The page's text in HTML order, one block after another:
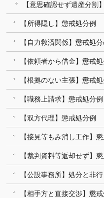
【意思確認せず遺産分割
【所得隠し】懲戒処分例
【自力救済関係】懲戒処
【依頼者から借金】懲戒処
【根拠のない主張】懲戒処
【職務上請求】懲戒処分例
【双方代理】懲戒処分例
【接見等もみ消し工作】
【裁判資料等返却せず】
【公設事務所】処分と非行
【相手方と直接交渉】懲